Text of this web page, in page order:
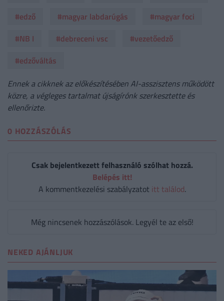
#edző
#magyar labdarúgás
#magyar foci
#NB I
#debreceni vsc
#vezetőedző
#edzőváltás
Ennek a cikknek az előkészítésében AI-asszisztens működött
közre, a végleges tartalmat újságírónk szerkesztette és
ellenőrizte.
0 HOZZÁSZÓLÁS
Csak bejelentkezett felhasználó szólhat hozzá.
Belépés itt!
A kommentkezelési szabályzatot itt találod.
Még nincsenek hozzászólások. Legyél te az első!
NEKED AJÁNLJUK